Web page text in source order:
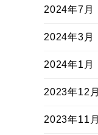
2024年7月
2024年3月
2024年1月
2023年12月
2023年11月